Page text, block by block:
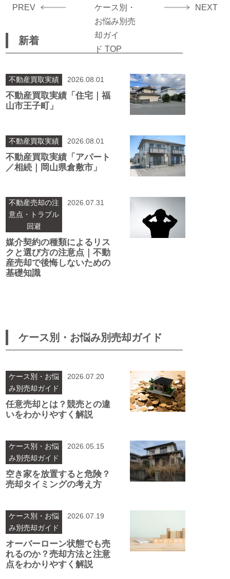
PREV
ケース別・
お悩み別売
却ガイ
ド TOP
NEXT
新着
不動産買取実績 2026.08.01
不動産買取実績「住宅｜福
山市王子町」
不動産買取実績 2026.08.01
不動産買取実績「アパート
／相続｜岡山県倉敷市」
不動産売却の注
意点・トラブル
回避
2026.07.31
媒介契約の種類によるリス
クと選び方の注意点｜不動
産売却で後悔しないための
基礎知識
ケース別・お悩み別売却ガイド
ケース別・お悩
み別売却ガイド
2026.07.20
任意売却とは？競売との違
いをわかりやすく解説
ケース別・お悩
み別売却ガイド
2026.05.15
空き家を放置すると危険？
売却タイミングの考え方
ケース別・お悩
み別売却ガイド
2026.07.19
オーバーローン状態でも売
れるのか？売却方法と注意
点をわかりやすく解説